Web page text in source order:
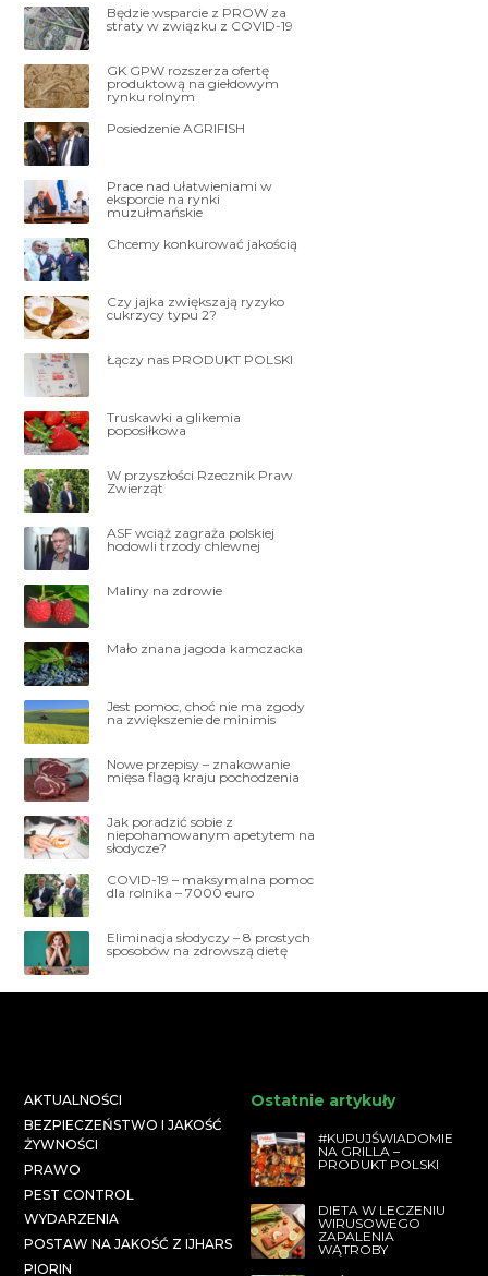
Będzie wsparcie z PROW za
straty w związku z COVID-19
GK GPW rozszerza ofertę
produktową na giełdowym
rynku rolnym
Posiedzenie AGRIFISH
Prace nad ułatwieniami w
eksporcie na rynki
muzułmańskie
Chcemy konkurować jakością
Czy jajka zwiększają ryzyko
cukrzycy typu 2?
Łączy nas PRODUKT POLSKI
Truskawki a glikemia
poposiłkowa
W przyszłości Rzecznik Praw
Zwierząt
ASF wciąż zagraża polskiej
hodowli trzody chlewnej
Maliny na zdrowie
Mało znana jagoda kamczacka
Jest pomoc, choć nie ma zgody
na zwiększenie de minimis
Nowe przepisy – znakowanie
mięsa flagą kraju pochodzenia
Jak poradzić sobie z
niepohamowanym apetytem na
słodycze?
COVID-19 – maksymalna pomoc
dla rolnika – 7000 euro
Eliminacja słodyczy – 8 prostych
sposobów na zdrowszą dietę
AKTUALNOŚCI
BEZPIECZEŃSTWO I JAKOŚĆ
ŻYWNOŚCI
PRAWO
PEST CONTROL
WYDARZENIA
POSTAW NA JAKOŚĆ Z IJHARS
PIORIN
Ostatnie artykuły
#KUPUJŚWIADOMIE
NA GRILLA –
PRODUKT POLSKI
DIETA W LECZENIU
WIRUSOWEGO
ZAPALENIA
WĄTROBY